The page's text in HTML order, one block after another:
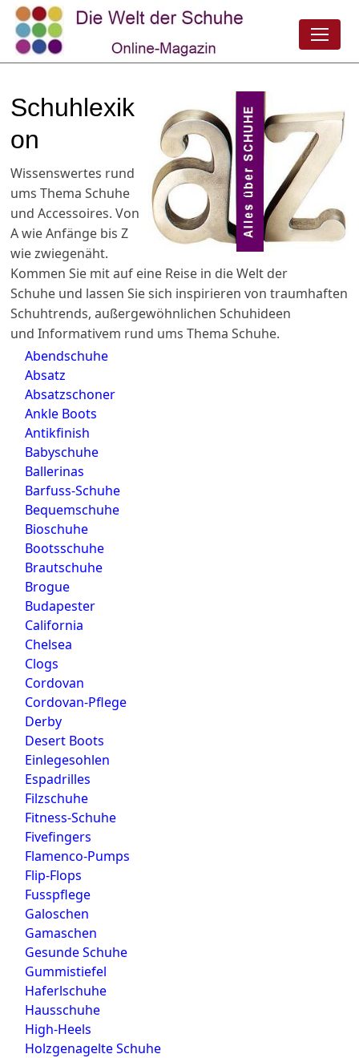
Schuhlexik
on
Wissenswertes rund
ums Thema Schuhe
und Accessoires. Von
A wie Anfänge bis Z
wie zwiegenäht.
Kommen Sie mit auf eine Reise in die Welt der
Schuhe und lassen Sie sich inspirieren von traumhaften
Schuhtrends, außergewöhnlichen Schuhideen
und Informativem rund ums Thema Schuhe.
Abendschuhe
Absatz
Absatzschoner
Ankle Boots
Antikfinish
Babyschuhe
Ballerinas
Barfuss-Schuhe
Bequemschuhe
Bioschuhe
Bootsschuhe
Brautschuhe
Brogue
Budapester
California
Chelsea
Clogs
Cordovan
Cordovan-Pflege
Derby
Desert Boots
Einlegesohlen
Espadrilles
Filzschuhe
Fitness-Schuhe
Fivefingers
Flamenco-Pumps
Flip-Flops
Fusspflege
Galoschen
Gamaschen
Gesunde Schuhe
Gummistiefel
Haferlschuhe
Hausschuhe
High-Heels
Holzgenagelte Schuhe